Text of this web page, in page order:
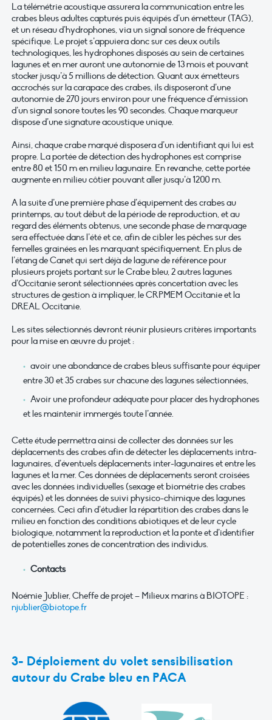
La télémétrie acoustique assurera la communication entre les
crabes bleus adultes capturés puis équipés d’un émetteur (TAG),
et un réseau d’hydrophones, via un signal sonore de fréquence
spécifique. Le projet s’appuiera donc sur ces deux outils
technologiques, les hydrophones disposés au sein de certaines
lagunes et en mer auront une autonomie de 13 mois et pouvant
stocker jusqu’à 5 millions de détection. Quant aux émetteurs
accrochés sur la carapace des crabes, ils disposeront d’une
autonomie de 270 jours environ pour une fréquence d’émission
d’un signal sonore toutes les 90 secondes. Chaque marqueur
dispose d’une signature acoustique unique.
Ainsi, chaque crabe marqué disposera d’un identifiant qui lui est
propre. La portée de détection des hydrophones est comprise
entre 80 et 150 m en milieu lagunaire. En revanche, cette portée
augmente en milieu côtier pouvant aller jusqu’à 1200 m.
A la suite d’une première phase d’équipement des crabes au
printemps, au tout début de la période de reproduction, et au
regard des éléments obtenus, une seconde phase de marquage
sera effectuée dans l’été et ce, afin de cibler les pêches sur des
femelles grainées en les marquant spécifiquement. En plus de
l’étang de Canet qui sert déjà de lagune de référence pour
plusieurs projets portant sur le Crabe bleu, 2 autres lagunes
d’Occitanie seront sélectionnées après concertation avec les
structures de gestion à impliquer, le CRPMEM Occitanie et la
DREAL Occitanie.
Les sites sélectionnés devront réunir plusieurs critères importants
pour la mise en œuvre du projet :
avoir une abondance de crabes bleus suffisante pour équiper
entre 30 et 35 crabes sur chacune des lagunes sélectionnées,
Avoir une profondeur adéquate pour placer des hydrophones
et les maintenir immergés toute l’année.
Cette étude permettra ainsi de collecter des données sur les
déplacements des crabes afin de détecter les déplacements intra-
lagunaires, d’éventuels déplacements inter-lagunaires et entre les
lagunes et la mer. Ces données de déplacements seront croisées
avec les données individuelles (sexage et biométrie des crabes
équipés) et les données de suivi physico-chimique des lagunes
concernées. Ceci afin d’étudier la répartition des crabes dans le
milieu en fonction des conditions abiotiques et de leur cycle
biologique, notamment la reproduction et la ponte et d’identifier
de potentielles zones de concentration des individus.
Contacts
Noémie Jublier, Cheffe de projet – Milieux marins à BIOTOPE :
njublier@biotope.fr
3- Déploiement du volet sensibilisation
autour du Crabe bleu en PACA